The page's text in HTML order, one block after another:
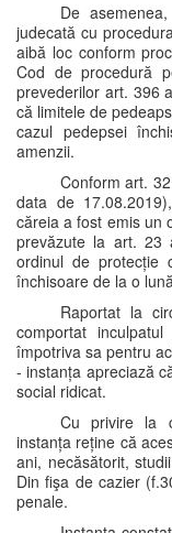
De
judecată cu
aibă loc conform
Cod de procedură
prevederilor art. 396
că limitele de
cazul pedepsei
amenzii.
Conform art.
data de
căreia a fost emis un
prevăzute la art.
ordinul de protecție
închisoare de la o
Raportat la
comportat
împotriva sa pentru
- instanța apreciază
social ridicat.
Cu privire la
instanța reține că
ani, necăsătorit,
Din fişa de cazier
penale.